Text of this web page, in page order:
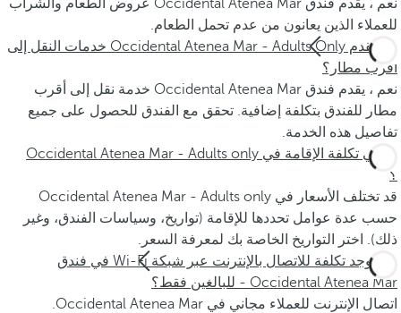
نعم ، يقدم فندق Occidental Atenea Mar عروض الطعام والشراب
للعملاء الذين يعانون من عدم تحمل الطعام.
هل تقدم Occidental Atenea Mar - Adults Only خدمات النقل إلى
أقرب مطار؟
نعم ، يقدم فندق Occidental Atenea Mar خدمة نقل إلى أقرب
مطار للفندق بتكلفة إضافية. تحقق مع الفندق للحصول على جميع
تفاصيل هذه الخدمة.
ما هي تكلفة الإقامة في Occidental Atenea Mar - Adults only
؟
قد تختلف الأسعار في Occidental Atenea Mar - Adults only
حسب عدة عوامل تحددها للإقامة (تواريخ، وسياسات الفندق، وغير
ذلك). اختر التواريخ الخاصة بك لمعرفة السعر.
هل توجد تكلفة للاتصال بالإنترنت عبر شبكة Wi-Fi في فندق
Occidental Atenea Mar - للبالغين فقط؟
اتصال الإنترنت للعملاء مجاني في Occidental Atenea Mar.